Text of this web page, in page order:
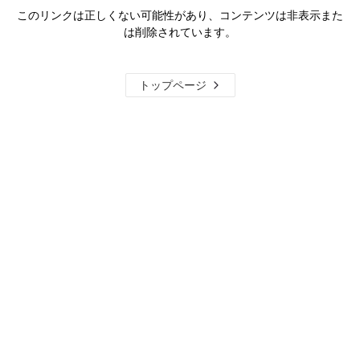
このリンクは正しくない可能性があり、コンテンツは非表示また
は削除されています。
トップページ